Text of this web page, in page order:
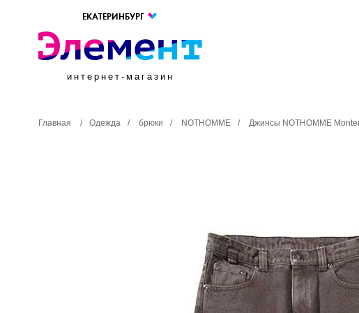
ЕКАТЕРИНБУРГ
интернет-магазин
Главная / Одежда / брюки / NOTHOMME / Джинсы NOTHOMME